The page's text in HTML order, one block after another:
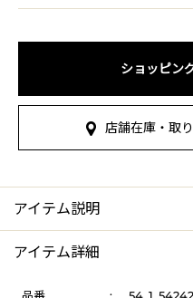
ショッピン
店舗在庫・取
アイテム説明
アイテム詳細